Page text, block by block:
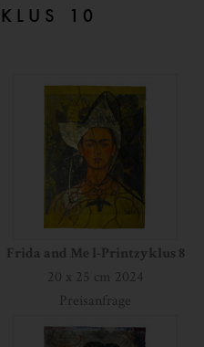
10
Frida and Me l-Printzyklus 8
20 x 25 cm 2024
Preisanfrage